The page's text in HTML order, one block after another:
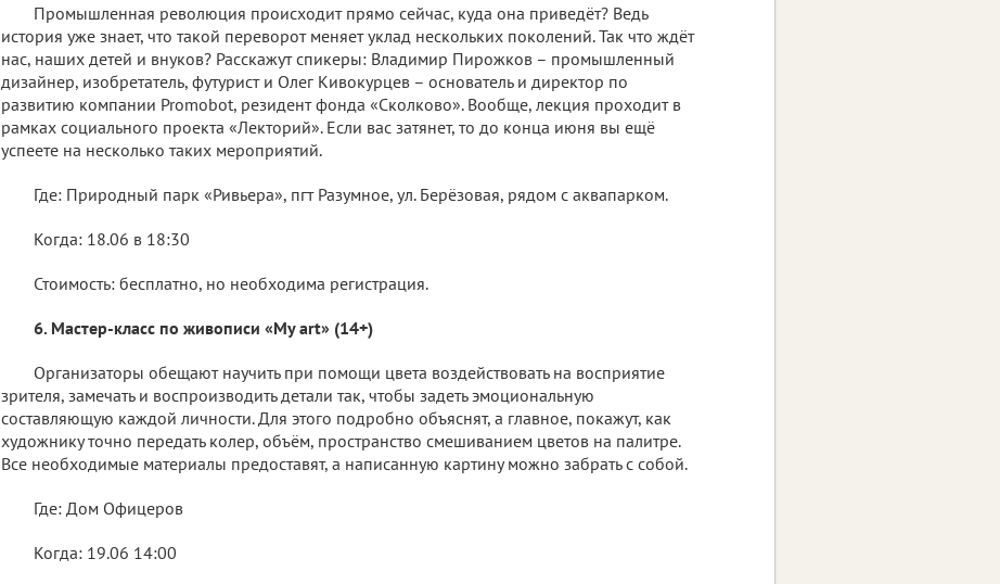
Промышленная революция происходит прямо сейчас, куда она приведёт? Ведь
история уже знает, что такой переворот меняет уклад нескольких поколений. Так что ждёт
нас, наших детей и внуков? Расскажут спикеры: Владимир Пирожков – промышленный
дизайнер, изобретатель, футурист и Олег Кивокурцев – основатель и директор по
развитию компании Promobot, резидент фонда «Сколково». Вообще, лекция проходит в
рамках социального проекта «Лекторий». Если вас затянет, то до конца июня вы ещё
успеете на несколько таких мероприятий.
Где: Природный парк «Ривьера», пгт Разумное, ул. Берёзовая, рядом с аквапарком.
Когда: 18.06 в 18:30
Стоимость: бесплатно, но необходима регистрация.
6. Мастер-класс по живописи «My art» (14+)
Организаторы обещают научить при помощи цвета воздействовать на восприятие
зрителя, замечать и воспроизводить детали так, чтобы задеть эмоциональную
составляющую каждой личности. Для этого подробно объяснят, а главное, покажут, как
художнику точно передать колер, объём, пространство смешиванием цветов на палитре.
Все необходимые материалы предоставят, а написанную картину можно забрать с собой.
Где: Дом Офицеров
Когда: 19.06 14:00